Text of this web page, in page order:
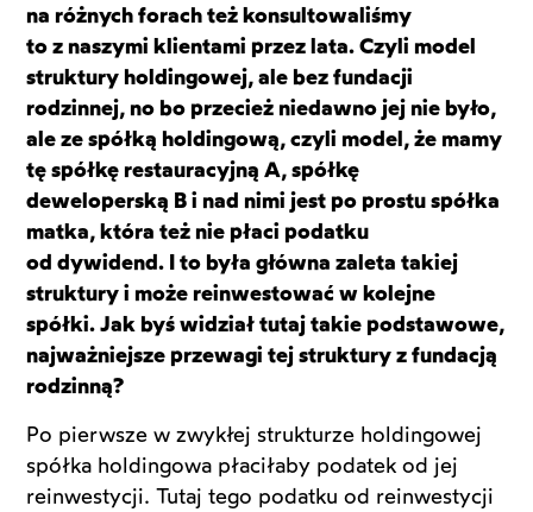
na różnych forach też konsultowaliśmy
to z naszymi klientami przez lata. Czyli model
struktury holdingowej, ale bez fundacji
rodzinnej, no bo przecież niedawno jej nie było,
ale ze spółką holdingową, czyli model, że mamy
tę spółkę restauracyjną A, spółkę
deweloperską B i nad nimi jest po prostu spółka
matka, która też nie płaci podatku
od dywidend. I to była główna zaleta takiej
struktury i może reinwestować w kolejne
spółki. Jak byś widział tutaj takie podstawowe,
najważniejsze przewagi tej struktury z fundacją
rodzinną?
Po pierwsze w zwykłej strukturze holdingowej
spółka holdingowa płaciłaby podatek od jej
reinwestycji. Tutaj tego podatku od reinwestycji